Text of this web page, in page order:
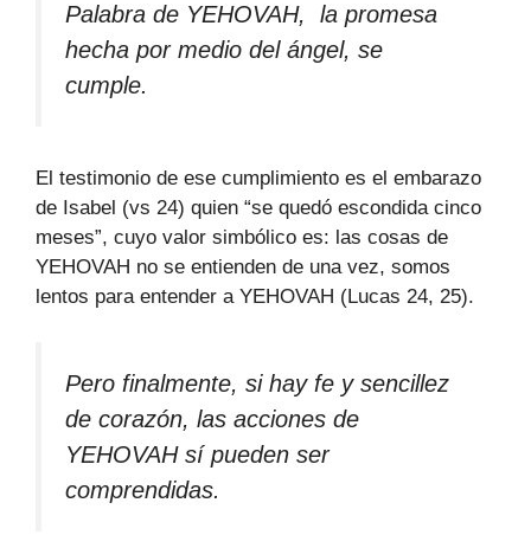
Palabra de YEHOVAH, la promesa
hecha por medio del ángel, se
cumple.
El testimonio de ese cumplimiento es el embarazo
de Isabel (vs 24) quien “se quedó escondida cinco
meses”, cuyo valor simbólico es: las cosas de
YEHOVAH no se entienden de una vez, somos
lentos para entender a YEHOVAH (Lucas 24, 25).
Pero finalmente, si hay fe y sencillez
de corazón, las acciones de
YEHOVAH sí pueden ser
comprendidas.